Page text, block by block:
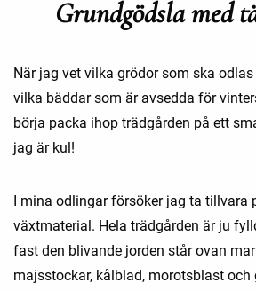
Grundgödsla med
När jag vet vilka grödor som ska
vilka bäddar som är avsedda för
börja packa ihop trädgården på ett
jag är kul!
I mina odlingar försöker jag ta tillvara
växtmaterial. Hela trädgården är ju
fast den blivande jorden står ovan
majsstockar, kålblad, morotsblast